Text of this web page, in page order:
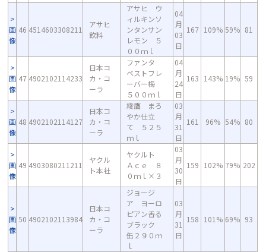
画
像
46 4514603308211
アサヒ
飲料
アサヒ ウ
ィルキンソ
ンタンサン
レモン ５
００ｍｌ
04
月
03
日
167 109% 59% 81
画
像
47 4902102114233
日本コ
カ・コ
ーラ
ファンタ
ベストフレ
ーバー梅
５００ｍｌ
04
月
24
日
163 143% 19% 59
画
像
48 4902102114127
日本コ
カ・コ
ーラ
綾鷹 まろ
やか仕立
て ５２５
ｍｌ
03
月
31
日
161 96% 54% 80
画
像
49 4903080211211
ヤクル
ト本社
ヤクルト
Ａｃｅ ８
０ｍｌ×３
03
月
30
日
159 102% 79% 202
画
像
50 4902102113984
日本コ
カ・コ
ーラ
ジョージ
ア ヨーロ
ピアン香る
ブラック
缶２９０ｍ
ｌ
03
月
31
日
158 101% 69% 93